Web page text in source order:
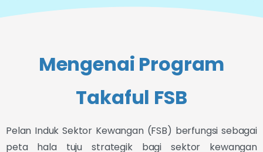
Mengenai Program
Takaful FSB
Pelan Induk Sektor Kewangan (FSB) berfungsi sebagai
peta hala tuju strategik bagi sektor kewangan